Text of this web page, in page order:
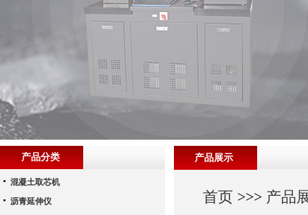
产品展示
首页 >>> 产品
产品分类
混凝土取芯机
沥青延伸仪